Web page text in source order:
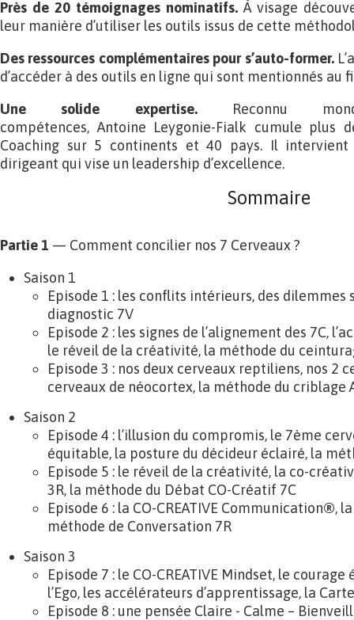
Près de 20 témoignages nominatifs. À visage
leur manière d’utiliser les outils issus de cette
Des ressources complémentaires pour s’auto-former.
d’accéder à des outils en ligne qui sont mentionnés au
Une solide expertise. Reconnu
compétences, Antoine Leygonie-Fialk cumule plus
Coaching sur 5 continents et 40 pays. Il intervient
dirigeant qui vise un leadership d’excellence.
Sommaire
Partie 1 — Comment concilier nos 7 Cerveaux ?
Saison 1
Episode 1 : les conflits intérieurs, des dilemmes
diagnostic 7V
Episode 2 : les signes de l’alignement des 7C,
le réveil de la créativité, la méthode du
Episode 3 : nos deux cerveaux reptiliens, nos 2
cerveaux de néocortex, la méthode du criblage
Saison 2
Episode 4 : l’illusion du compromis, le 7ème
équitable, la posture du décideur éclairé, la
Episode 5 : le réveil de la créativité, la co-
3R, la méthode du Débat CO-Créatif 7C
Episode 6 : la CO-CREATIVE Communication®,
méthode de Conversation 7R
Saison 3
Episode 7 : le CO-CREATIVE Mindset, le
l’Ego, les accélérateurs d’apprentissage, la
Episode 8 : une pensée Claire - Calme –